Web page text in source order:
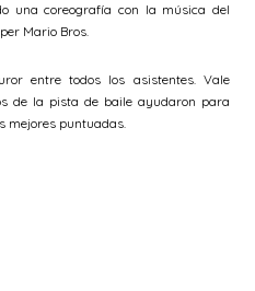
una coreografía con la música del
Mario Bros.
entre todos los asistentes. Vale
de la pista de baile ayudaron para
mejores puntuadas.